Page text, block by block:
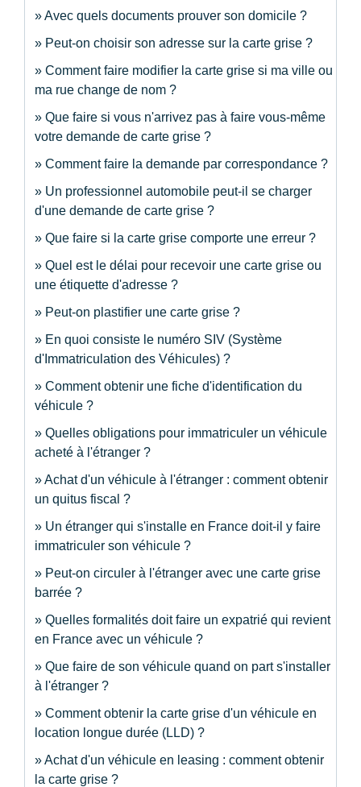
Avec quels documents prouver son domicile ?
Peut-on choisir son adresse sur la carte grise ?
Comment faire modifier la carte grise si ma ville ou
ma rue change de nom ?
Que faire si vous n'arrivez pas à faire vous-même
votre demande de carte grise ?
Comment faire la demande par correspondance ?
Un professionnel automobile peut-il se charger
d'une demande de carte grise ?
Que faire si la carte grise comporte une erreur ?
Quel est le délai pour recevoir une carte grise ou
une étiquette d'adresse ?
Peut-on plastifier une carte grise ?
En quoi consiste le numéro SIV (Système
d'Immatriculation des Véhicules) ?
Comment obtenir une fiche d'identification du
véhicule ?
Quelles obligations pour immatriculer un véhicule
acheté à l'étranger ?
Achat d'un véhicule à l'étranger : comment obtenir
un quitus fiscal ?
Un étranger qui s'installe en France doit-il y faire
immatriculer son véhicule ?
Peut-on circuler à l'étranger avec une carte grise
barrée ?
Quelles formalités doit faire un expatrié qui revient
en France avec un véhicule ?
Que faire de son véhicule quand on part s'installer
à l'étranger ?
Comment obtenir la carte grise d'un véhicule en
location longue durée (LLD) ?
Achat d'un véhicule en leasing : comment obtenir
la carte grise ?